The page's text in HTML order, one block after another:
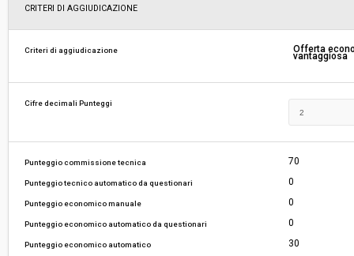
Svolgimento:
Responsabile attuale:
COMUNE DI SIENA - Direzione Affari Generali-
CRITERI DI AGGIUDICAZIONE
Criteri di aggiudicazione Offerta
vantaggiosa
Cifre decimali Punteggi
Punteggio commissione tecnica 70
Punteggio tecnico automatico da questionari 0
Punteggio economico manuale 0
Punteggio economico automatico da questionari 0
Punteggio economico automatico 30